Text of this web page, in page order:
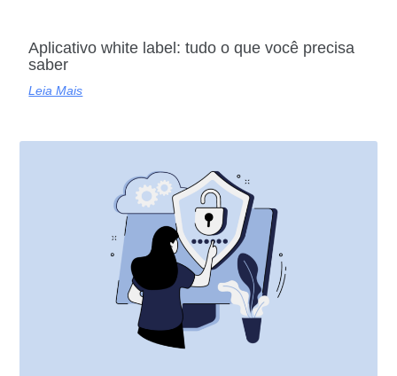
Aplicativo white label: tudo o que você precisa
saber
Leia Mais